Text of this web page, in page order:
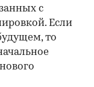
с
Если
то